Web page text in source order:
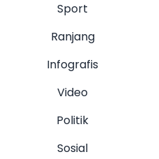
Sport
Ranjang
Infografis
Video
Politik
Sosial